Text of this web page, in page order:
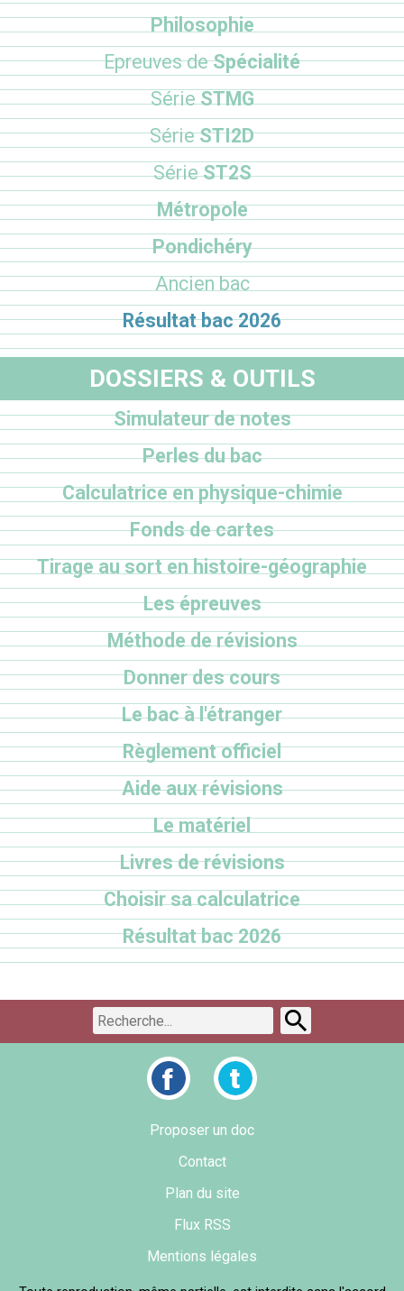
Philosophie
Epreuves deSpécialité
SérieSTMG
SérieSTI2D
SérieST2S
Métropole
Pondichéry
Ancien bac
Résultat bac 2026
DOSSIERS & OUTILS
Simulateur de notes
Perles du bac
Calculatrice en physique-chimie
Fonds de cartes
Tirage au sort en histoire-géographie
Les épreuves
Méthode de révisions
Donner des cours
Le bac à l'étranger
Règlement officiel
Aide aux révisions
Le matériel
Livres de révisions
Choisir sa calculatrice
Résultat bac 2026
Proposer un doc
Contact
Plan du site
Flux RSS
Mentions légales